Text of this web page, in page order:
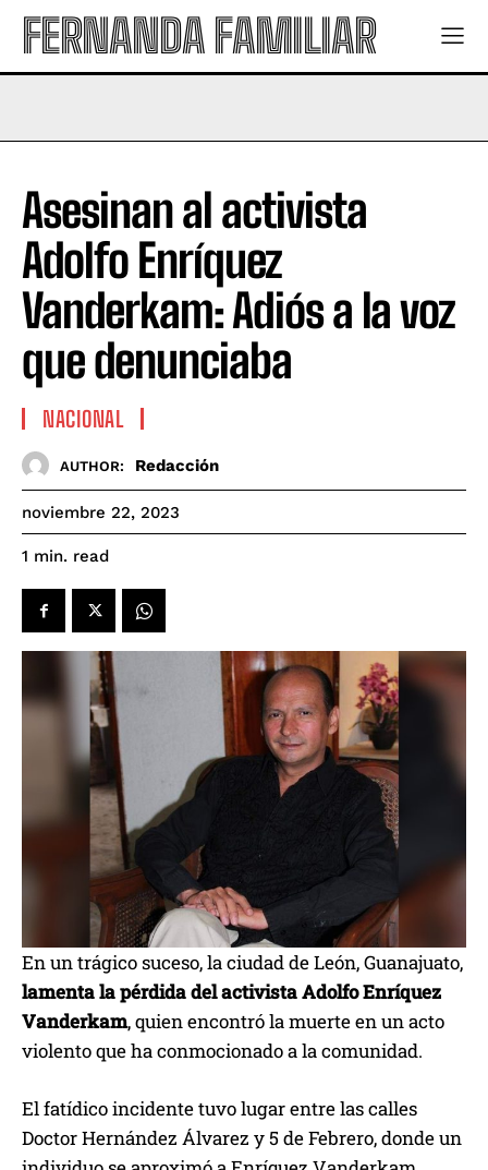
FERNANDA FAMILIAR
Asesinan al activista
Adolfo Enríquez
Vanderkam: Adiós a la voz
que denunciaba
NACIONAL
AUTHOR: Redacción
noviembre 22, 2023
1 min. read
En un trágico suceso, la ciudad de León, Guanajuato,
lamenta la pérdida del activista Adolfo Enríquez
Vanderkam, quien encontró la muerte en un acto
violento que ha conmocionado a la comunidad.
El fatídico incidente tuvo lugar entre las calles
Doctor Hernández Álvarez y 5 de Febrero, donde un